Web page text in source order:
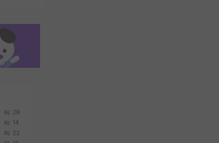
28
14
22